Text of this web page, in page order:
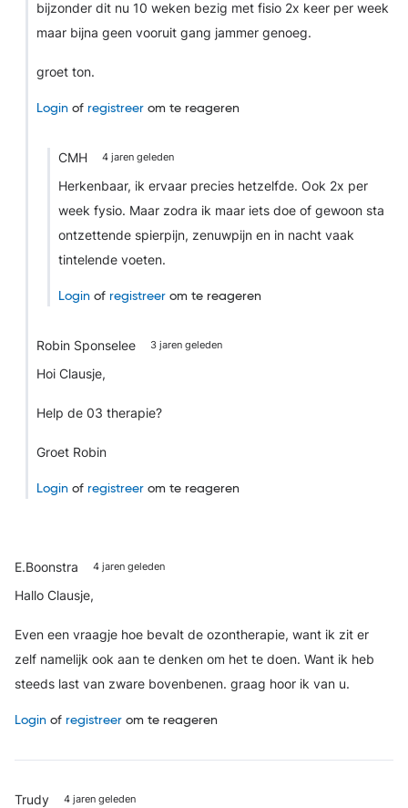
bijzonder dit nu 10 weken bezig met fisio 2x keer per week
maar bijna geen vooruit gang jammer genoeg.
groet ton.
Login of registreer om te reageren
CMH 4 jaren geleden
Herkenbaar, ik ervaar precies hetzelfde. Ook 2x per
week fysio. Maar zodra ik maar iets doe of gewoon sta
ontzettende spierpijn, zenuwpijn en in nacht vaak
tintelende voeten.
Login of registreer om te reageren
Robin Sponselee 3 jaren geleden
Hoi Clausje,
Help de 03 therapie?
Groet Robin
Login of registreer om te reageren
E.Boonstra 4 jaren geleden
Hallo Clausje,
Even een vraagje hoe bevalt de ozontherapie, want ik zit er
zelf namelijk ook aan te denken om het te doen. Want ik heb
steeds last van zware bovenbenen. graag hoor ik van u.
Login of registreer om te reageren
Trudy 4 jaren geleden